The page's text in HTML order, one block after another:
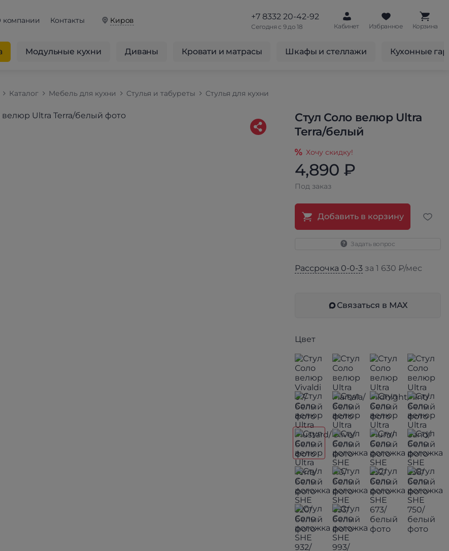
компании Контакты Киров +7 8332 20-42-92
Сегодня с 9 до 18 Кабинет Избранное Корзина
Модульные кухни Диваны Кровати и матрасы Шкафы и стеллажи Кухонные
Каталог Мебель для кухни Стулья и табуреты Стулья для кухни
Стул Соло велюр Ultra
Terra/белый
Хочу скидку!
4,890 ₽
Под заказ
Добавить в корзину
Задать вопрос
Рассрочка 0-0-3 за 1 630 ₽/мес
Связаться в МАХ
Цвет